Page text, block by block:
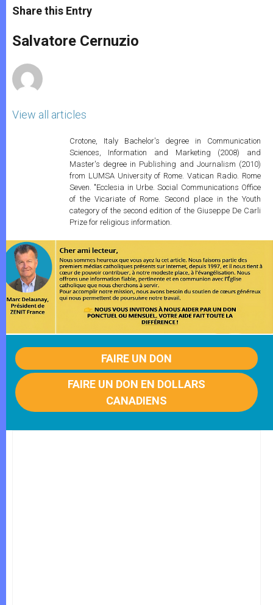
t
s
p
p
s
e
g
e
e
b
o
k
r
Share this Entry
Salvatore Cernuzio
View all articles
Crotone, Italy Bachelor's degree in Communication
Sciences, Information and Marketing (2008) and
Master's degree in Publishing and Journalism (2010)
from LUMSA University of Rome. Vatican Radio. Rome
Seven. "Ecclesia in Urbe. Social Communications Office
of the Vicariate of Rome. Second place in the Youth
category of the second edition of the Giuseppe De Carli
Prize for religious information.
FAIRE UN DON
FAIRE UN DON EN DOLLARS
CANADIENS